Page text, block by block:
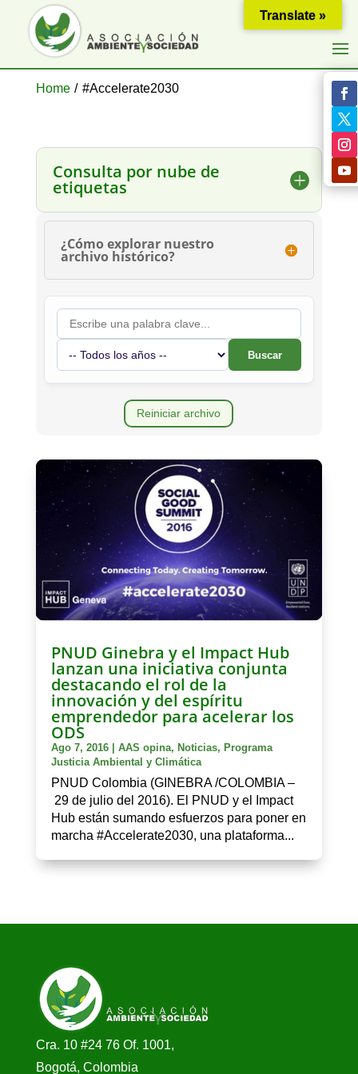
Home / #Accelerate2030
Consulta por nube de
etiquetas
¿Cómo explorar nuestro
archivo histórico?
Buscar
Reiniciar archivo
PNUD Ginebra y el Impact Hub
lanzan una iniciativa conjunta
destacando el rol de la
innovación y del espíritu
emprendedor para acelerar los
ODS
Ago 7, 2016| AAS opina, Noticias, Programa
Justicia Ambiental y Climática
PNUD Colombia (GINEBRA /COLOMBIA –
29 de julio del 2016). El PNUD y el Impact
Hub están sumando esfuerzos para poner en
marcha #Accelerate2030, una plataforma...
Cra. 10 #24 76 Of. 1001,
Bogotá, Colombia
Translate »